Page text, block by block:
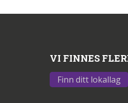
VI FINNES
Finn ditt lokallag